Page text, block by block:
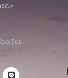
ณะ
งเรียน